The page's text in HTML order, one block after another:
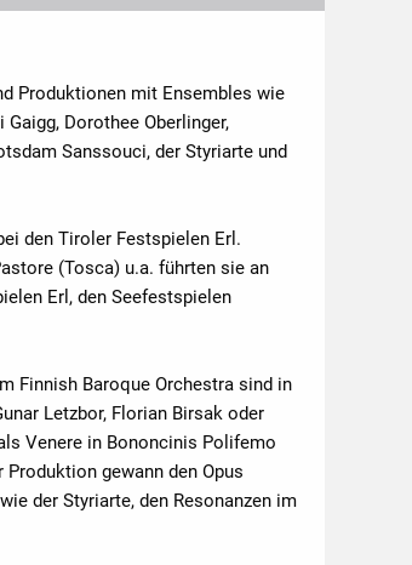
Produktionen mit Ensembles wie
Dorothee Oberlinger,
Sanssouci, der Styriarte und
den Tiroler Festspielen Erl.
(Tosca) u.a. führten sie an
Erl, den Seefestspielen
Finnish Baroque Orchestra sind in
Letzbor, Florian Birsak oder
Venere in Bononcinis Polifemo
gewann den Opus
der Styriarte, den Resonanzen im